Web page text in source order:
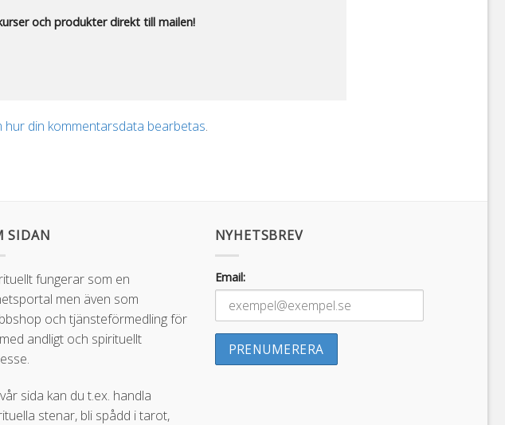
och produkter direkt till mailen!
hur din kommentarsdata bearbetas.
SIDAN
fungerar som en
men även som
och tjänsteförmedling för
andligt och spirituellt
sida kan du t.ex. handla
stenar, bli spådd i tarot,
NYHETSBREV
Email: